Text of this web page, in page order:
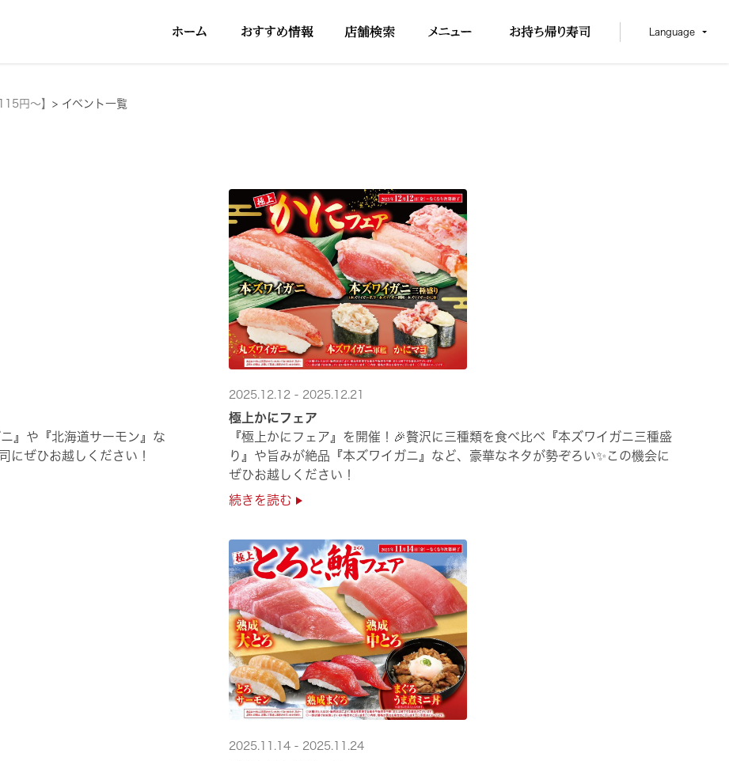
Language
円～】 > イベント一覧
』や『北海道サーモン』な
にぜひお越しください！
2025.12.12 - 2025.12.21
極上かにフェア
『極上かにフェア』を開催！🎉贅沢に三種類を食べ比べ『本ズワイガニ三種盛
り』や旨みが絶品『本ズワイガニ』など、豪華なネタが勢ぞろい✨この機会に
ぜひお越しください！
続きを読む
2025.11.14 - 2025.11.24